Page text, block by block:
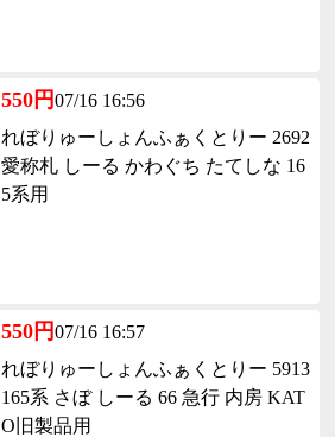
550円07/16 16:56
れぼりゅーしょんふぁくとりー 2692
愛称札 しーる かわぐち たてしな 16
5系用
550円07/16 16:57
れぼりゅーしょんふぁくとりー 5913
165系 さぼ しーる 66 急行 内房 KAT
O旧製品用